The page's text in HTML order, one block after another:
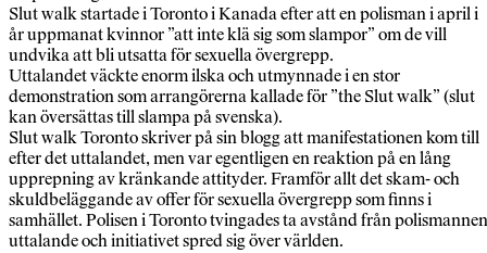
Slut walk startade i Toronto i Kanada efter att en polisman i april i
år uppmanat kvinnor ”att inte klä sig som slampor” om de vill
undvika att bli utsatta för sexuella övergrepp.
Uttalandet väckte enorm ilska och utmynnade i en stor
demonstration som arrangörerna kallade för ”the Slut walk” (slut
kan översättas till slampa på svenska).
Slut walk Toronto skriver på sin blogg att manifestationen kom till
efter det uttalandet, men var egentligen en reaktion på en lång
upprepning av kränkande attityder. Framför allt det skam- och
skuldbeläggande av offer för sexuella övergrepp som finns i
samhället. Polisen i Toronto tvingades ta avstånd från
uttalande och initiativet spred sig över världen.